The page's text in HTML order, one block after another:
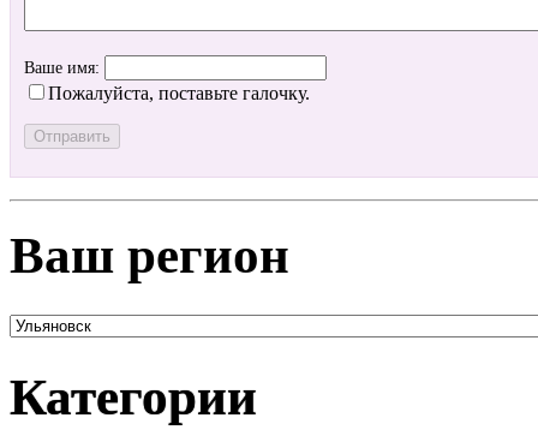
Ваше имя:
Пожалуйста, поставьте галочку.
Ваш регион
Категории